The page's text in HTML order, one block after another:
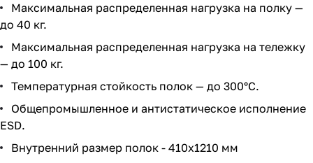
Максимальная распределенная нагрузка на полку —
до 40 кг.
Максимальная распределенная нагрузка на тележку
— до 100 кг.
Температурная стойкость полок — до 300°С.
Общепромышленное и антистатическое исполнение
ESD.
Внутренний размер полок - 410х1210 мм